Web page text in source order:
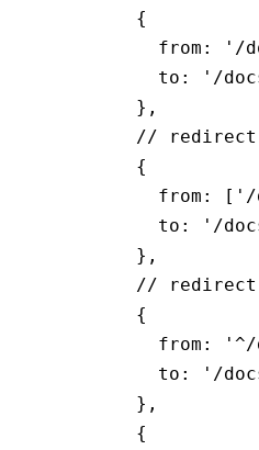
        {
          from
: '/
          to
: '/
        }
,
//
        {
          from
: [ '/
          to
: '/
        }
,
//
        {
          from
: '^/
          to
: '/
        }
,
        {